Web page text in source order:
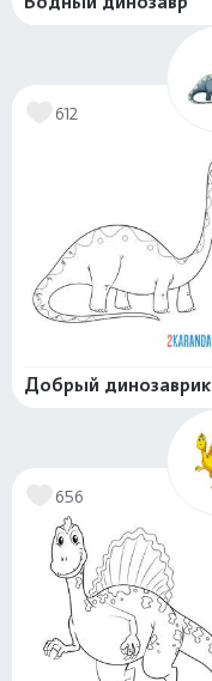
612
Добрый динозаврик
656